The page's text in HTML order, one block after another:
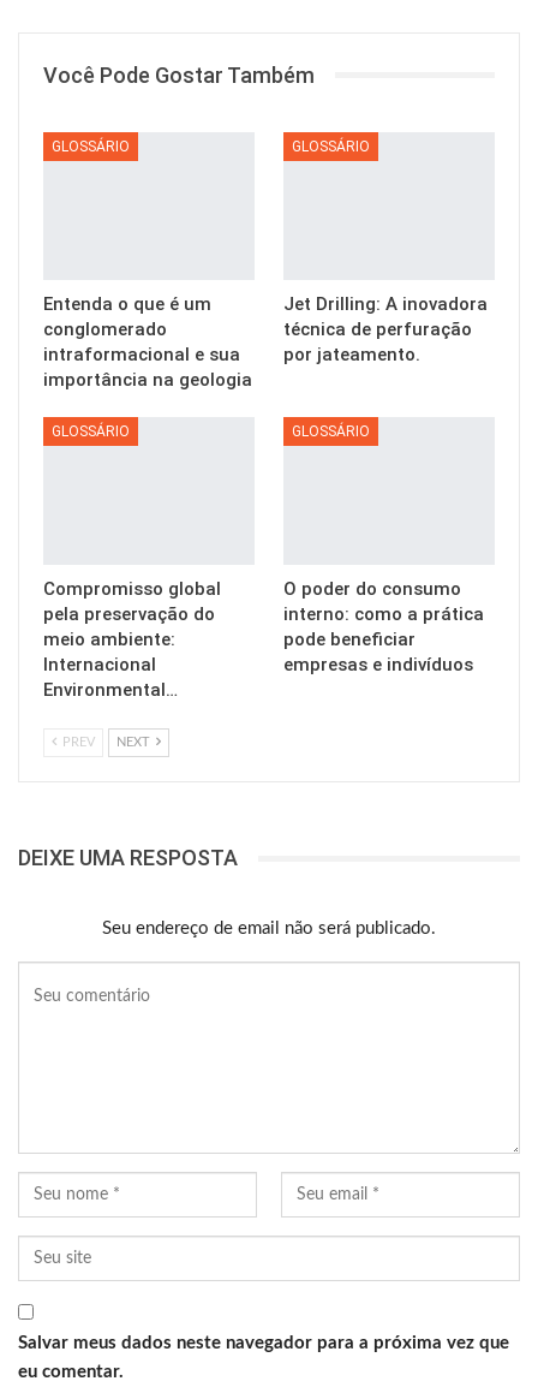
Você Pode Gostar Também
GLOSSÁRIO
Entenda o que é um
conglomerado
intraformacional e sua
importância na geologia
GLOSSÁRIO
Jet Drilling: A inovadora
técnica de perfuração
por jateamento.
GLOSSÁRIO
Compromisso global
pela preservação do
meio ambiente:
Internacional
Environmental…
GLOSSÁRIO
O poder do consumo
interno: como a prática
pode beneficiar
empresas e indivíduos
PREV NEXT
DEIXE UMA RESPOSTA
Seu endereço de email não será publicado.
Salvar meus dados neste navegador para a próxima vez que
eu comentar.